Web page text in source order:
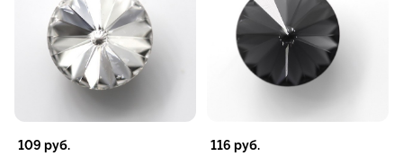
109 руб. 116 руб.